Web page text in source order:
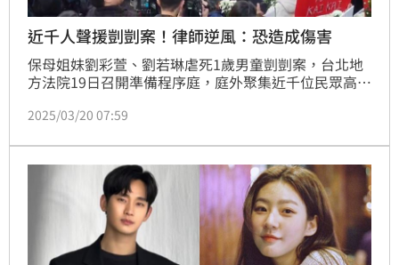
近千人聲援剴剴案！律師逆風：恐造成傷害
保母姐妹劉彩萱、劉若琳虐死1歲男童剴剴案，台北地
方法院19日召開準備程序庭，庭外聚集近千位民眾高喊
旁聽民眾配合法庭秩序，並強調合議庭絕對會客觀、公
為民粹和輿論影響司法是正確的事」。
2025/03/20 07:59